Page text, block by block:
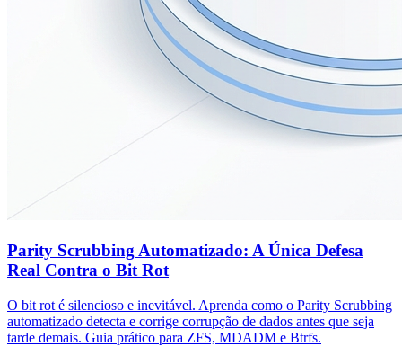
Parity Scrubbing Automatizado: A Única Defesa
Real Contra o Bit Rot
O bit rot é silencioso e inevitável. Aprenda como o Parity Scrubbing
automatizado detecta e corrige corrupção de dados antes que seja
tarde demais. Guia prático para ZFS, MDADM e Btrfs.